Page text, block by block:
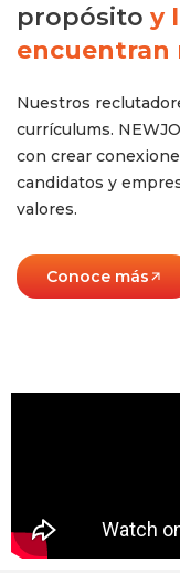
propósito y
encuentran
Nuestros
currículums. N
con crear
candidatos y
valores.
Conoce más